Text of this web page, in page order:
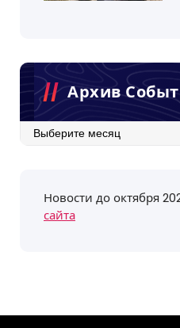
Архив
Архив
Новости до октября
сайта